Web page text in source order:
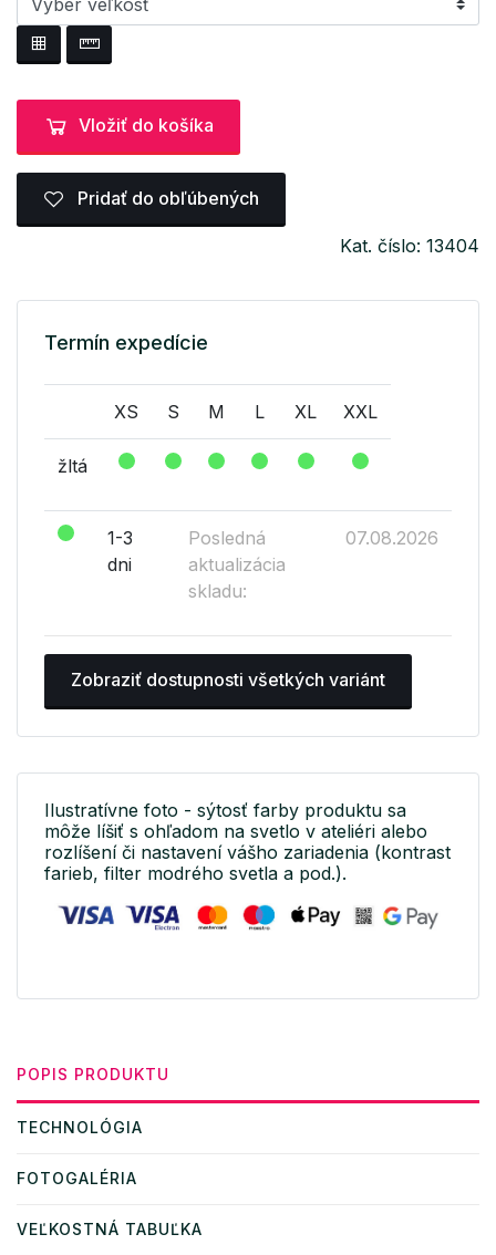
Vložiť do košíka
Pridať do obľúbených
Kat. číslo: 13404
Termín expedície
XS S M L XL XXL
žltá
1-3
dni
Posledná
aktualizácia
skladu:
07.08.2026
Zobraziť dostupnosti všetkých variánt
Ilustratívne foto - sýtosť farby produktu sa
môže líšiť s ohľadom na svetlo v ateliéri alebo
rozlíšení či nastavení vášho zariadenia (kontrast
farieb, filter modrého svetla a pod.).
POPIS PRODUKTU
TECHNOLÓGIA
FOTOGALÉRIA
VEĽKOSTNÁ TABUĽKA